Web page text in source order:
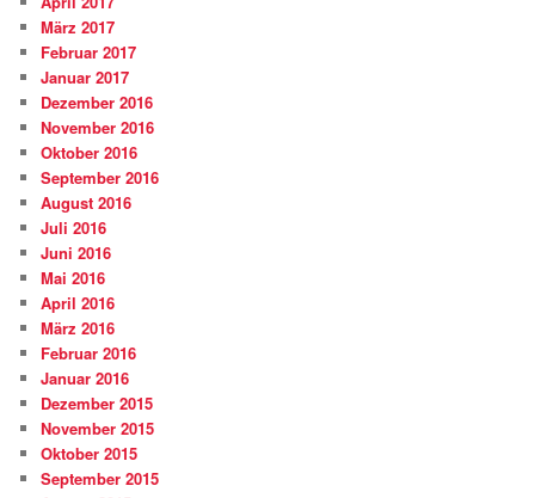
März 2017
Februar 2017
Januar 2017
Dezember 2016
November 2016
Oktober 2016
September 2016
August 2016
Juli 2016
Juni 2016
Mai 2016
April 2016
März 2016
Februar 2016
Januar 2016
Dezember 2015
November 2015
Oktober 2015
September 2015